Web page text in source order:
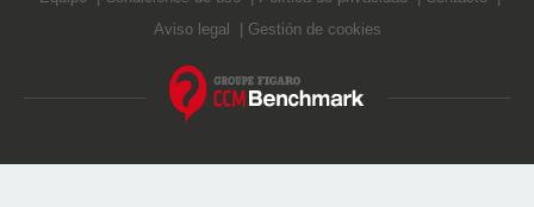
Aviso legal
Gestión de cookies